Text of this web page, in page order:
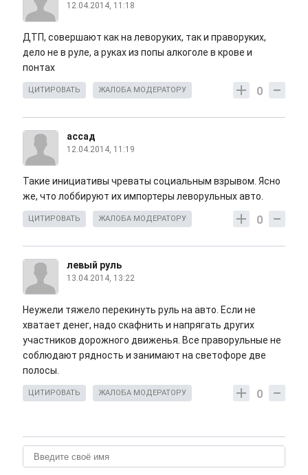
12.04.2014, 11:18
ДТП, совершают как на леворуких, так и праворуких,
дело не в руле, а руках из попы алкоголе в крове и
понтах
0
ЦИТИРОВАТЬ ЖАЛОБА МОДЕРАТОРУ
ассад
12.04.2014, 11:19
Такие инициативы чреваты социальным взрывом. Ясно
же, что лоббируют их импортеры леворульных авто.
0
ЦИТИРОВАТЬ ЖАЛОБА МОДЕРАТОРУ
левый руль
13.04.2014, 13:22
Неужели тяжело перекинуть руль на авто. Если не
хватает денег, надо скафнить и напрягать других
участников дорожного движенья. Все праворульные не
соблюдают рядность и занимают на светофоре две
полосы.
0
ЦИТИРОВАТЬ ЖАЛОБА МОДЕРАТОРУ